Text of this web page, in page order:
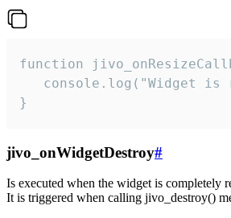
function
console.log("Widget is
}
jivo_onWidgetDestroy#
Is executed when the widget is completely
It is triggered when calling jivo_destroy()